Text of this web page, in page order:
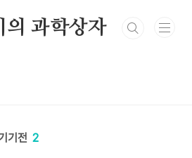
의 과학상자
기전 2